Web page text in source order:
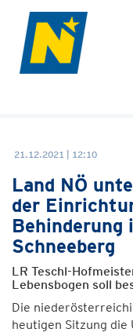
21.12.2021 | 12:10
Land NÖ
der
Behinderung
Schneeberg
LR Teschl-
Lebensbogen soll
Die
heutigen Sitzung